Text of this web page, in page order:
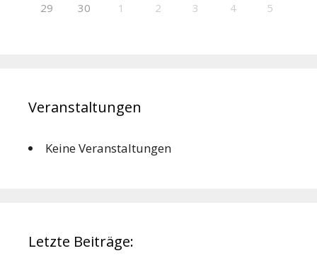
29 30 1 2 3 4 5
Veranstaltungen
Keine Veranstaltungen
Letzte Beiträge: